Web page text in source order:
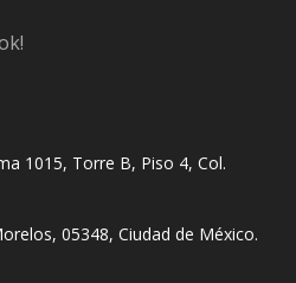
1015, Torre B, Piso 4, Col.
05348, Ciudad de México.